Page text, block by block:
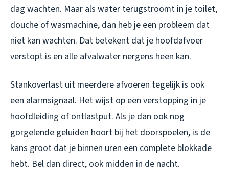
dag wachten. Maar als water terugstroomt in je toilet,
douche of wasmachine, dan heb je een probleem dat
niet kan wachten. Dat betekent dat je hoofdafvoer
verstopt is en alle afvalwater nergens heen kan.
Stankoverlast uit meerdere afvoeren tegelijk is ook
een alarmsignaal. Het wijst op een verstopping in je
hoofdleiding of ontlastput. Als je dan ook nog
gorgelende geluiden hoort bij het doorspoelen, is de
kans groot dat je binnen uren een complete blokkade
hebt. Bel dan direct, ook midden in de nacht.